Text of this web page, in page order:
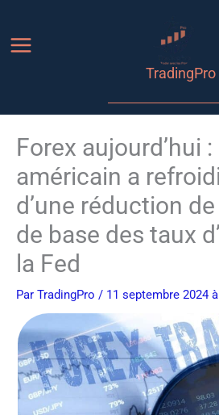
contenu
TradingPro
Forex aujourd’hui :
américain a
d’une réduction
de base des taux
la Fed
Par TradingPro / 11 septembre 2024